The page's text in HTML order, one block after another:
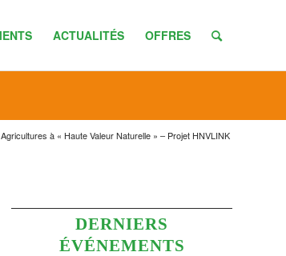
ACTUALITÉS OFFRES
Agricultures à « Haute Valeur Naturelle » – Projet HNVLINK
DERNIERS
ÉVÉNEMENTS